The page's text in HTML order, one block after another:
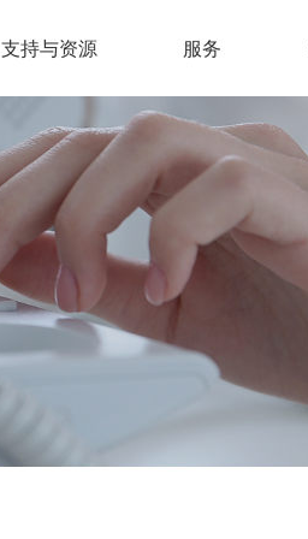
支持与资源 服务